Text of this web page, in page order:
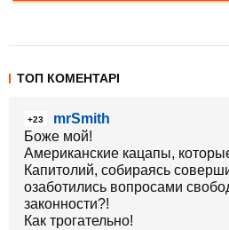
ТОП КОМЕНТАРІ
+23
mrSmith
Боже мой!
Американские кацапы,
Капитолий, собираясь
озаботились вопросами
законности?!
Как трогательно!